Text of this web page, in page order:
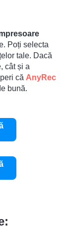
Poți selecta
tale. Dacă
cât și a
că AnyRec
bună.